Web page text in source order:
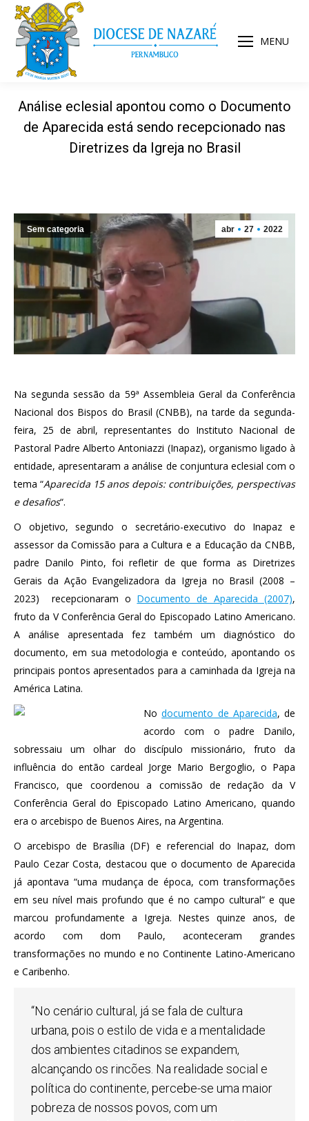
MENU
Análise eclesial apontou como o Documento
de Aparecida está sendo recepcionado nas
Diretrizes da Igreja no Brasil
abr 27 2022
Sem categoria
Na segunda sessão da 59ª Assembleia Geral da Conferência
Nacional dos Bispos do Brasil (CNBB), na tarde da segunda-
feira, 25 de abril, representantes do Instituto Nacional de
Pastoral Padre Alberto Antoniazzi (Inapaz), organismo ligado à
entidade, apresentaram a análise de conjuntura eclesial com o
tema “Aparecida 15 anos depois: contribuições, perspectivas
e desafios“.
O objetivo, segundo o secretário-executivo do Inapaz e
assessor da Comissão para a Cultura e a Educação da CNBB,
padre Danilo Pinto, foi refletir de que forma as Diretrizes
Gerais da Ação Evangelizadora da Igreja no Brasil (2008 –
2023) recepcionaram o Documento de Aparecida (2007),
fruto da V Conferência Geral do Episcopado Latino Americano.
A análise apresentada fez também um diagnóstico do
documento, em sua metodologia e conteúdo, apontando os
principais pontos apresentados para a caminhada da Igreja na
América Latina.
Nodocumento de Aparecida, de
acordo com o padre Danilo,
sobressaiu um olhar do discípulo missionário, fruto da
influência do então cardeal Jorge Mario Bergoglio, o Papa
Francisco, que coordenou a comissão de redação da V
Conferência Geral do Episcopado Latino Americano, quando
era o arcebispo de Buenos Aires, na Argentina.
O arcebispo de Brasília (DF) e referencial do Inapaz, dom
Paulo Cezar Costa, destacou que o documento de Aparecida
já apontava “uma mudança de época, com transformações
em seu nível mais profundo que é no campo cultural” e que
marcou profundamente a Igreja. Nestes quinze anos, de
acordo com dom Paulo, aconteceram grandes
transformações no mundo e no Continente Latino-Americano
e Caribenho.
“No cenário cultural, já se fala de cultura
urbana, pois o estilo de vida e a mentalidade
dos ambientes citadinos se expandem,
alcançando os rincões. Na realidade social e
política do continente, percebe-se uma maior
pobreza de nossos povos, com um